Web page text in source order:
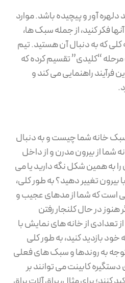
آور و پیچیده باشد. موارد
فکر کنید، از جمله سبک ها،
که به دنبال آن هستید. تیم
مرحله “کلیدی” تقسیم کرده که
فرآیند راهنمایی می کند و
خانه شما چیست و به دنبال
از بیرون مدرن و از داخل
را به همین شکل نگه دارید یا می
تغییر دهید؟ به طور کلی،
است که شما از مدهای عجیب و
هنوز در حال کلنجار رفتن
تعدادی از خانه های نمایش با
بازدید کنید، به طور کلی
به روندها و سبک های فعلی
کابینت می توانند بر